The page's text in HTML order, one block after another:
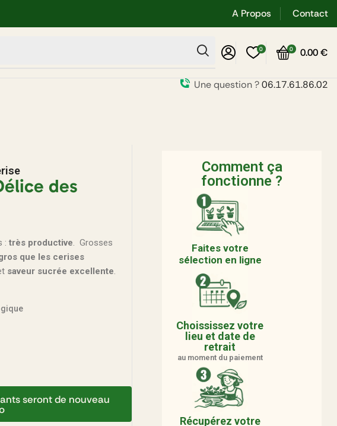
A Propos Contact
0 0 0.00€
Une question ?06.17.61.86.02
des
: très productive. Grosses
que les cerises
saveur sucrée excellente.
seront de nouveau
Comment ça
fonctionne ?
Faites votre
sélection en ligne
Choississez votre
lieu et date de
retrait
au moment du paiement
Récupérez votre